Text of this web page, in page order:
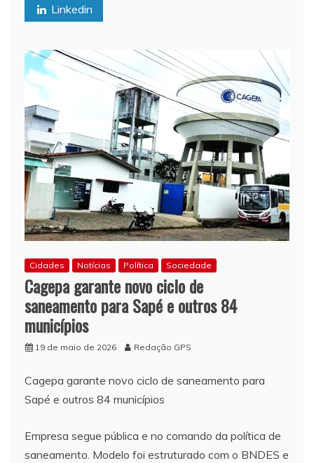
alterar
cenário
da
urbana
no
Linkedin
Cidades Notícias Política Sociedade
Cagepa garante novo ciclo de
saneamento para Sapé e outros 84
municípios
19 de maio de 2026 Redação GPS
Cagepa garante novo ciclo de saneamento para
Sapé e outros 84 municípios
Empresa segue pública e no comando da política de
saneamento. Modelo foi estruturado com o BNDES e